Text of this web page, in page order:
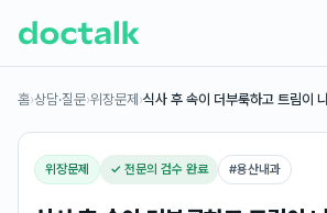
홈›상담·질문›위장문제 ›식사 후 속이 더부룩하고 트림이
위장문제 ✓ 전문의 검수 완료 #용산내과